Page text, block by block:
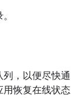
，以便尽快通
用恢复在线状态